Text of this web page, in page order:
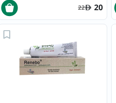
20
22